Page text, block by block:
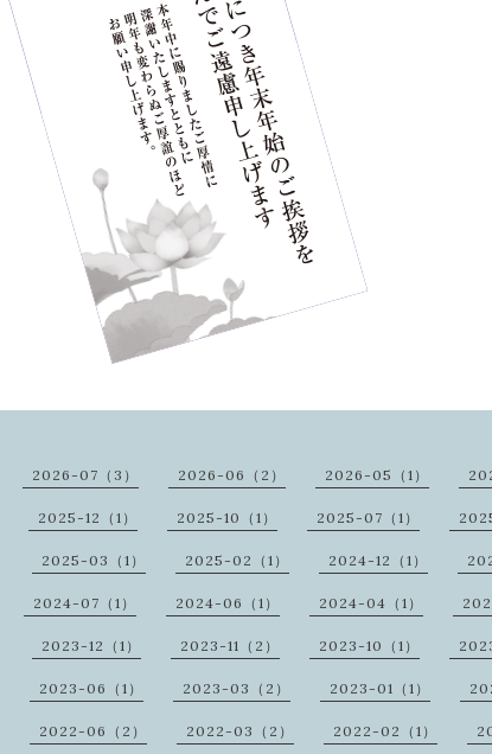
2026-07（3） 2026-06（2） 2026-05（1）
2025-12（1） 2025-10（1） 2025-07（1）
2025-03（1） 2025-02（1） 2024-12（1）
2024-07（1） 2024-06（1） 2024-04（1）
2023-12（1） 2023-11（2） 2023-10（1）
2023-06（1） 2023-03（2） 2023-01（1）
2022-06（2） 2022-03（2） 2022-02（1）